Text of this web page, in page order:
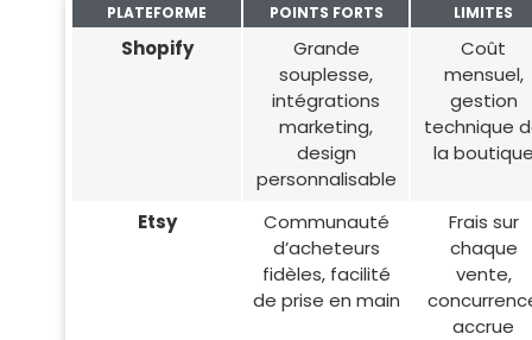
PLATEFORME POINTS FORTS LIMITES
Shopify
Grande
souplesse,
intégrations
marketing,
design
personnalisable
Coût
mensuel,
gestion
technique
la
Etsy
Communauté
d’acheteurs
fidèles, facilité
de prise en main
Frais sur
chaque
vente,
accrue